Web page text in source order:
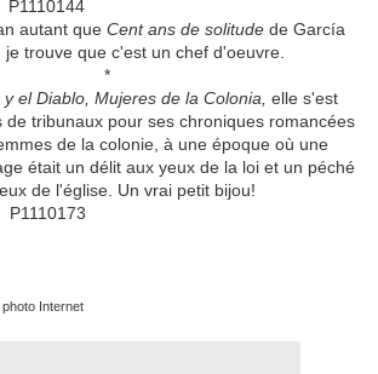
autant que Cent ans de solitudede García
je trouve que c'est un chef d'oeuvre.
*
el Diablo, Mujeres de la Colonia, elle s'est
de tribunaux pour ses chroniques romancées
de la colonie, à une époque où une
était un délit aux yeux de la loi et un péché
de l'église. Un vrai petit bijou!
Internet